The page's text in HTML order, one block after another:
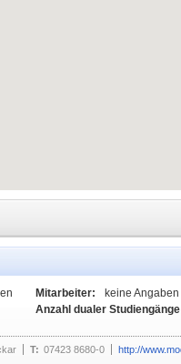
Mitarbeiter:
keine Angaben
Anzahl dualer
T: 07423 8680-0 http://